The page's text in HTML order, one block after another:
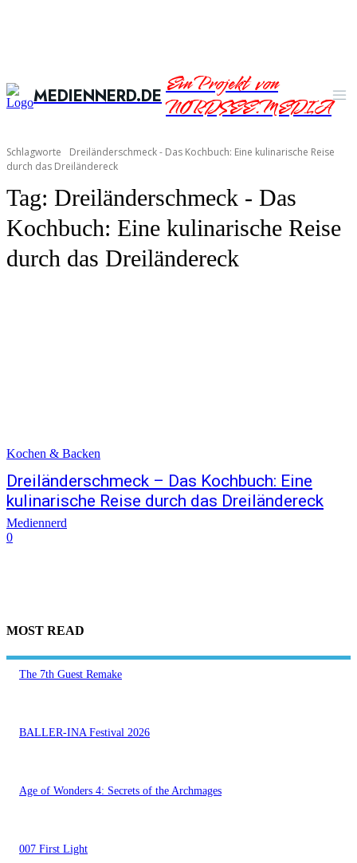
MEDIENNERD.DEEin Projekt von
NORDSEE.MEDIA
Schlagworte
Dreiländerschmeck - Das Kochbuch: Eine kulinarische Reise
durch das Dreiländereck
Tag: Dreiländerschmeck - Das
Kochbuch: Eine kulinarische Reise
durch das Dreiländereck
Kochen & Backen
Dreiländerschmeck – Das Kochbuch: Eine
kulinarische Reise durch das Dreiländereck
Mediennerd
0
MOST READ
The 7th Guest Remake
BALLER-INA Festival 2026
Age of Wonders 4: Secrets of the Archmages
007 First Light